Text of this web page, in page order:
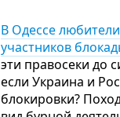
В Одессе
участников
эти правосеки до
если Украина и
блокировки?